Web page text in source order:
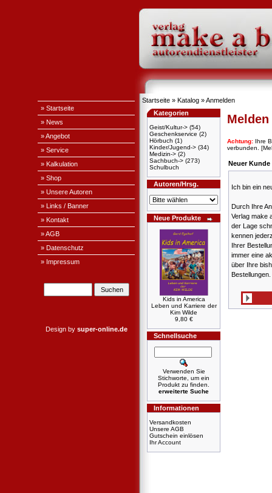
» Startseite
» News
» Angebot
» Service
» Kalkulation
» Shop
» Unsere Autoren
» Links / Banner
» Kontakt
» AGB
» Datenschutz
» Impressum
Design by super-online.de
Startseite » Katalog »Anmelden
Kategorien
Geist/Kultur-> (54)
Geschenkservice (2)
Hörbuch (1)
Kinder/Jugend-> (34)
Medizin-> (2)
Sachbuch-> (273)
Schulbuch
Autoren/Hrsg.
Neue Produkte
Kids in America
Leben und Karriere der
Kim Wilde
9,80 €
Schnellsuche
Verwenden Sie
Stichworte, um ein
Produkt zu finden.
erweiterte Suche
Informationen
Versandkosten
Unsere AGB
Gutschein einlösen
Ihr Account
Achtung: Ihre
verbunden.
Neuer Kunde
Ich bin ein
Durch Ihre
Verlag make
der Lage
kennen
Ihrer
immer eine
über Ihre
Bestellungen.